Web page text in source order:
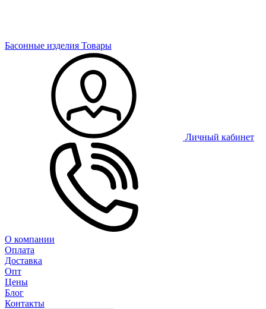
Басонные изделия Товары
Личный кабинет
О компании
Оплата
Доставка
Опт
Цены
Блог
Контакты